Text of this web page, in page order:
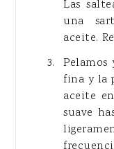
Las
una
aceite.
fina y la
aceite
suave